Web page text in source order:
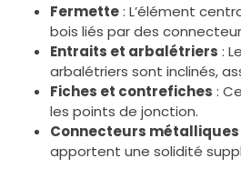
Fermette: L’élément
bois liés par des
Entraits et arbalétriers :
arbalétriers sont inclinés,
Fiches et contrefiches :
les points de jonction.
Connecteurs métalliques
apportent une solidité